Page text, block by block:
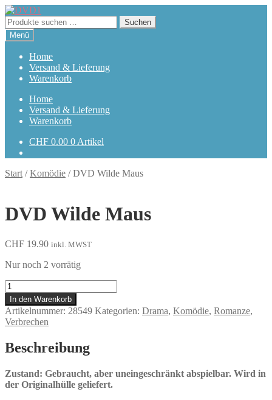
Zur
Navigation
springen
Zum
Inhalt
springen
Suchen
nach:
Suchen
Menü
Home
Versand & Lieferung
Warenkorb
Home
Versand & Lieferung
Warenkorb
CHF 0.00 0 Artikel
Start /Komödie /DVD Wilde Maus
DVD Wilde Maus
CHF 19.90 inkl. MWST
Nur noch 2 vorrätig
Wilde
Maus
Menge
In den Warenkorb
Artikelnummer: 28549 Kategorien: Drama, Komödie, Romanze,
Verbrechen
Beschreibung
Zustand: Gebraucht, aber uneingeschränkt abspielbar. Wird in
der Originalhülle geliefert.